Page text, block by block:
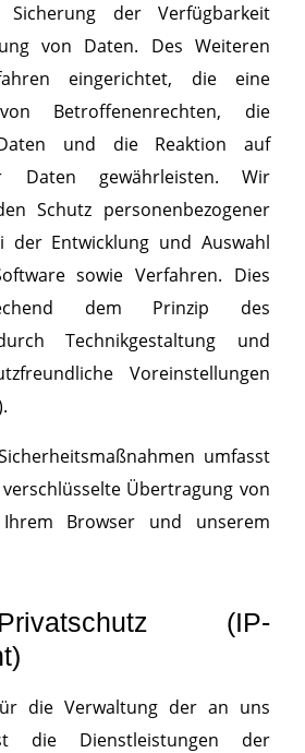
der Verfügbarkeit
von Daten. Des Weiteren
eingerichtet, die eine
Betroffenenrechten, die
und die Reaktion auf
Daten gewährleisten. Wir
Schutz personenbezogener
der Entwicklung und Auswahl
sowie Verfahren. Dies
dem Prinzip des
Technikgestaltung und
Voreinstellungen
umfasst
Übertragung von
Browser und unserem
Privatschutz (IP-
die Verwaltung der an uns
die Dienstleistungen der